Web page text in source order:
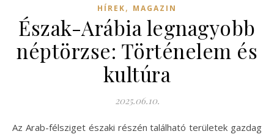
HÍREK, MAGAZIN
Észak-Arábia legnagyobb
néptörzse: Történelem és
kultúra
2025.06.10.
Az Arab-félsziget északi részén található területek gazdag